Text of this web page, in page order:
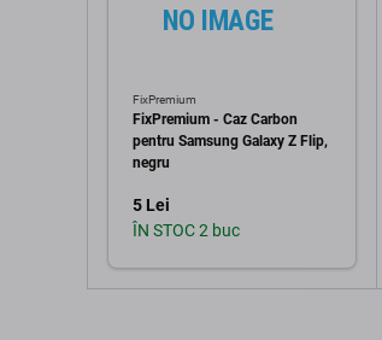
FixPremium
FixPremium - Caz Carbon
pentru Samsung Galaxy Z Flip,
negru
5 Lei
ÎN STOC 2 buc